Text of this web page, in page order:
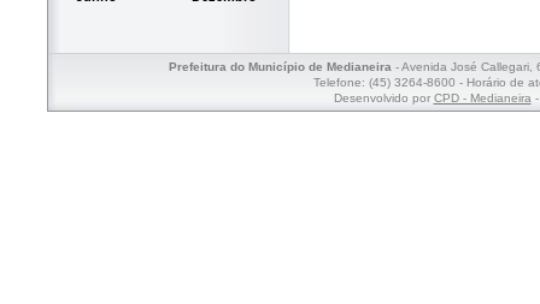
Prefeitura do Município de Medianeira- Avenida José Callegari,
Telefone: (45) 3264-8600 - Horário de
Desenvolvido por CPD - Medianeira-